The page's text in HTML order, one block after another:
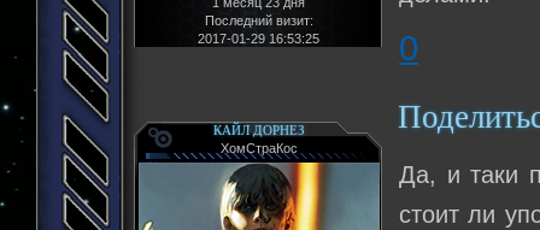
Последний визит:
2017-01-29 16:53:25
0
КАЙЛ ДОРНЕЗ
ХомСтраКос
Да, и таки
стоит ли